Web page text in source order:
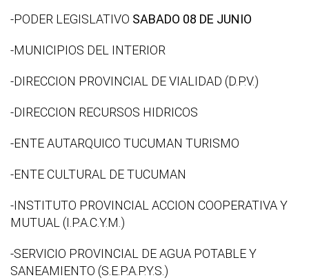
-PODER LEGISLATIVO SABADO 08 DE JUNIO
-MUNICIPIOS DEL INTERIOR
-DIRECCION PROVINCIAL DE VIALIDAD (D.P.V.)
-DIRECCION RECURSOS HIDRICOS
-ENTE AUTARQUICO TUCUMAN TURISMO
-ENTE CULTURAL DE TUCUMAN
-INSTITUTO PROVINCIAL ACCION COOPERATIVA Y
MUTUAL (I.P.A.C.Y.M.)
-SERVICIO PROVINCIAL DE AGUA POTABLE Y
SANEAMIENTO (S.E.P.A.P.Y.S.)